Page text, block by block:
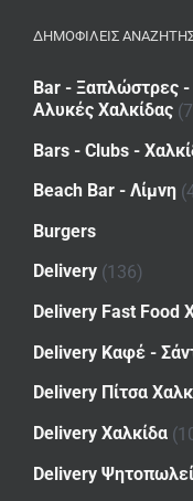
ΔΗΜΟΦΙΛΕΙΣ
Bar - Ξαπλώστρες -
Αλυκές Χαλκίδας
Bars - Clubs -
Beach Bar - Λίμνη
Burgers
Delivery (136)
Delivery Fast Food
Delivery Καφέ -
Delivery Πίτσα
Delivery Χαλκίδα
Delivery